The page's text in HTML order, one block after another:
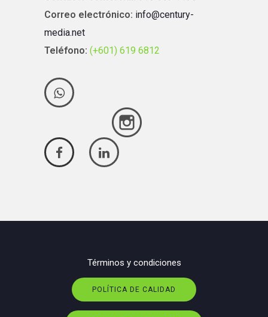
Correo electrónico: info@century-
media.net
Teléfono: (+601) 619 6812
Términos y condiciones
POLÍTICA DE CALIDAD